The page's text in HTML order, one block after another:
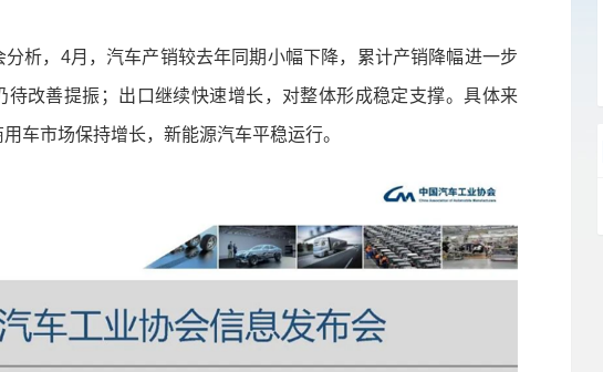
，4月，汽车产销较去年同期小幅下降，累计产销降幅进一步
待改善提振；出口继续快速增长，对整体形成稳定支撑。具体来
车市场保持增长，新能源汽车平稳运行。